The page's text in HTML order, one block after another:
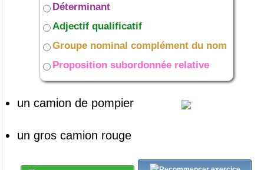
Déterminant
Adjectif qualificatif
Groupe nominal complément du nom
Proposition subordonnée relative
un camion de pompier
un gros camion rouge